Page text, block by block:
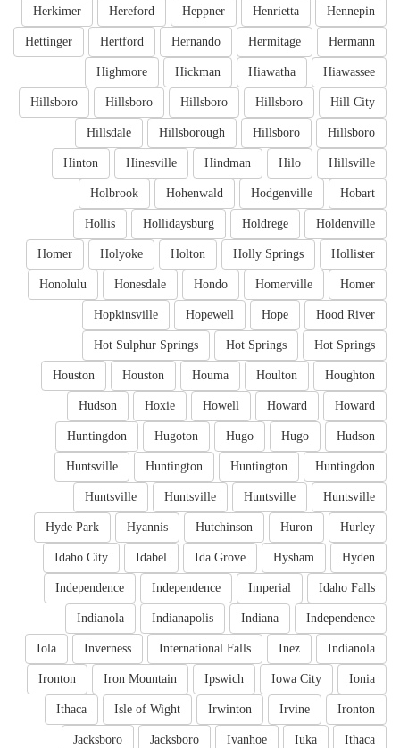
Hennepin
Henrietta
Heppner
Hereford
Herkimer
Hermann
Hermitage
Hernando
Hertford
Hettinger
Hiawassee
Hiawatha
Hickman
Highmore
Hill City
Hillsboro
Hillsboro
Hillsboro
Hillsboro
Hillsboro
Hillsboro
Hillsborough
Hillsdale
Hillsville
Hilo
Hindman
Hinesville
Hinton
Hobart
Hodgenville
Hohenwald
Holbrook
Holdenville
Holdrege
Hollidaysburg
Hollis
Hollister
Holly Springs
Holton
Holyoke
Homer
Homer
Homerville
Hondo
Honesdale
Honolulu
Hood River
Hope
Hopewell
Hopkinsville
Hot Springs
Hot Springs
Hot Sulphur Springs
Houghton
Houlton
Houma
Houston
Houston
Howard
Howard
Howell
Hoxie
Hudson
Hudson
Hugo
Hugo
Hugoton
Huntingdon
Huntingdon
Huntington
Huntington
Huntsville
Huntsville
Huntsville
Huntsville
Huntsville
Hurley
Huron
Hutchinson
Hyannis
Hyde Park
Hyden
Hysham
Ida Grove
Idabel
Idaho City
Idaho Falls
Imperial
Independence
Independence
Independence
Indiana
Indianapolis
Indianola
Indianola
Inez
International Falls
Inverness
Iola
Ionia
Iowa City
Ipswich
Iron Mountain
Ironton
Ironton
Irvine
Irwinton
Isle of Wight
Ithaca
Ithaca
Iuka
Ivanhoe
Jacksboro
Jacksboro